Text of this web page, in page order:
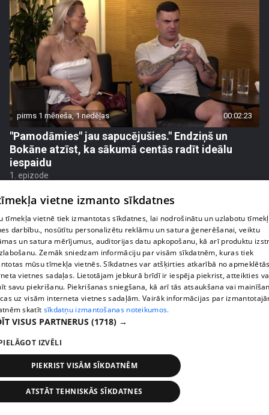
pirms 1 mēneša, 1 nedēļas 00:02:23
"Pamodāmies" jau sapucējušies." Endziņš un
Bokāne atzīst, ka sākumā centās radīt ideālu
iespaidu
1. epizode
iespaidīgākas par skaļo bildinājumu
1. epizode
vietne izmanto sīkdatnes
tīmekļa vietnē tiek izmantotas sīkdatnes, lai nodrošinātu un uzlabotu
darbību., nosūtītu personalizētu reklāmu un satura ģenerēšanai, veiktu
un satura mērījumus, auditorijas datu apkopošanu, kā arī produktu
Zemāk sniedzam informāciju par visām sīkdatnēm, kuras tiek
mūsu tīmekļa vietnēs. Sīkdatnes var atšķirties atkarībā no
vietnes sadaļas. Lietotājam jebkurā brīdī ir iespēja piekrist, atteikties
savu piekrišanu. Piekrišanas sniegšana, kā arī tās atsaukšana vai
uz visām interneta vietnes sadaļām. Vairāk informācijas par
skatīt sīkdatņu izmantošanas noteikumos.
VISUS PARTNERUS (1718) →
IZVĒLI
PIEKRIST VISĀM SĪKDATNĒM
ATSTĀT TEHNISKĀS SĪKDATNES